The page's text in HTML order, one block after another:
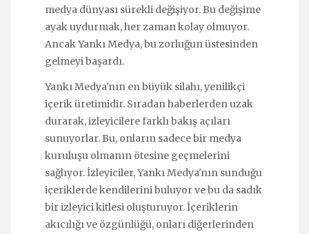
medya dünyası sürekli değişiyor. Bu değişime
ayak uydurmak, her zaman kolay olmuyor.
Ancak Yankı Medya, bu zorluğun üstesinden
gelmeyi başardı.
Yankı Medya'nın en büyük silahı, yenilikçi
içerik üretimidir. Sıradan haberlerden uzak
durarak, izleyicilere farklı bakış açıları
sunuyorlar. Bu, onların sadece bir medya
kuruluşu olmanın ötesine geçmelerini
sağlıyor. İzleyiciler, Yankı Medya'nın sunduğu
içeriklerde kendilerini buluyor ve bu da sadık
bir izleyici kitlesi oluşturuyor. İçeriklerin
akıcılığı ve özgünlüğü, onları diğerlerinden